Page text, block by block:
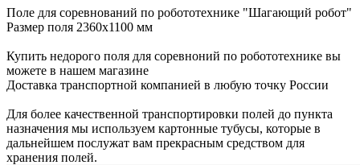
Поле для соревнований по робототехнике "Шагающий робот"
Размер поля 2360х1100 мм
Купить недорого поля для соревноний по робототехнике вы
можете в нашем магазине
Доставка транспортной компанией в любую точку России
Для более качественной транспортировки полей до пункта
назначения мы используем картонные тубусы, которые в
дальнейшем послужат вам прекрасным средством для
хранения полей.